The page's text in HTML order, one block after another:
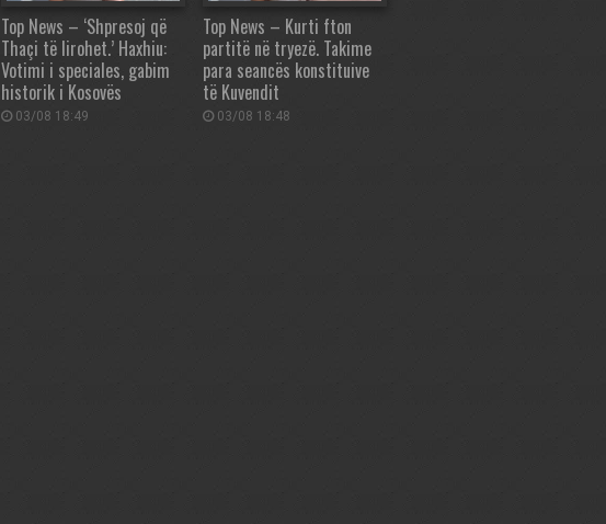
Top News – ‘Shpresoj që
Thaçi të lirohet.’ Haxhiu:
Votimi i speciales, gabim
historik i Kosovës
03/08 18:49
Top News – Kurti fton
partitë në tryezë. Takime
para seancës konstituive
të Kuvendit
03/08 18:48